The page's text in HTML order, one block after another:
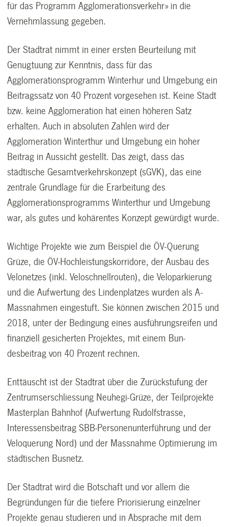
für das Programm Agglomerationsverkehr» in die
Vernehmlassung gegeben.
Der Stadtrat nimmt in einer ersten Beurteilung mit
Genugtuung zur Kenntnis, dass für das
Agglomerationsprogramm Winterhur und Umgebung ein
Beitragssatz von 40 Prozent vorgesehen ist. Keine Stadt
bzw. keine Agglomeration hat einen höheren Satz
erhalten. Auch in absoluten Zahlen wird der
Agglomeration Winterthur und Umgebung ein hoher
Beitrag in Aussicht gestellt. Das zeigt, dass das
städtische Gesamtverkehrskonzept (sGVK), das eine
zentrale Grundlage für die Erarbeitung des
Agglomerationsprogramms Winterthur und Umgebung
war, als gutes und kohärentes Konzept gewürdigt wurde.
Wichtige Projekte wie zum Beispiel die ÖV-Querung
Grüze, die ÖV-Hochleistungskorridore, der Ausbau des
Velonetzes (inkl. Veloschnellrouten), die Veloparkierung
und die Aufwertung des Lindenplatzes wurden als A-
Massnahmen eingestuft. Sie können zwischen 2015 und
2018, unter der Bedingung eines ausführungsreifen und
finanziell gesicherten Projektes, mit einem Bun-
desbeitrag von 40 Prozent rechnen.
Enttäuscht ist der Stadtrat über die Zurückstufung der
Zentrumserschliessung Neuhegi-Grüze, der Teilprojekte
Masterplan Bahnhof (Aufwertung Rudolfstrasse,
Interessensbeitrag SBB-Personenunterführung und der
Veloquerung Nord) und der Massnahme Optimierung im
städtischen Busnetz.
Der Stadtrat wird die Botschaft und vor allem die
Begründungen für die tiefere Priorisierung einzelner
Projekte genau studieren und in Absprache mit dem